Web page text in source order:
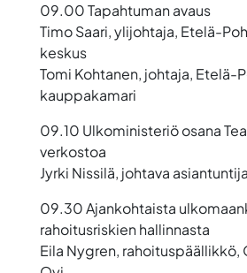
09.00 Tapahtuman avaus
Timo Saari, ylijohtaja, Etelä-
keskus
Tomi Kohtanen, johtaja, Etelä-
kauppakamari
09.10 Ulkoministeriö osana
verkostoa
Jyrki Nissilä, johtava
09.30 Ajankohtaista
rahoitusriskien hallinnasta
Eila Nygren, rahoituspäällikkö,